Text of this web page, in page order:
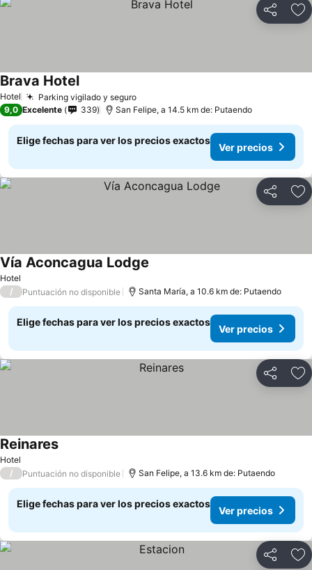
Compartir
Hotel Parking vigilado y seguro
Brava Hotel
9,0 Excelente 339 San Felipe, a 14.5 km de: Putaendo
Elige fechas para ver los precios exactos
Ver precios
Compartir
Hotel
Vía Aconcagua Lodge
/ Puntuación no disponible Santa María, a 10.6 km de: Putaendo
Elige fechas para ver los precios exactos
Ver precios
Compartir
Hotel
Reinares
/ Puntuación no disponible San Felipe, a 13.6 km de: Putaendo
Elige fechas para ver los precios exactos
Ver precios
Compartir